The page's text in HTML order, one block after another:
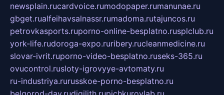
newsplain.rucardvoice.rumodopaper.rumanunae.ru
gbget.rualfeihavsalnassr.rumadoma.rutajuncos.ru
petrovkasports.ruporno-online-besplatno.rusplclub.ru
york-life.rudoroga-expo.ruribery.rucleanmedicine.ru
slovar-ivrit.ruporno-video-besplatno.ruseks-365.ru
ovucontrol.rusloty-igrovyye-avtomaty.ru
ru-industriya.rurusskoe-porno-besplatno.ru